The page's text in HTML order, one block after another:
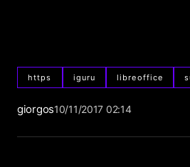
https iguru libreoffice
giorgos10/11/2017 02:14